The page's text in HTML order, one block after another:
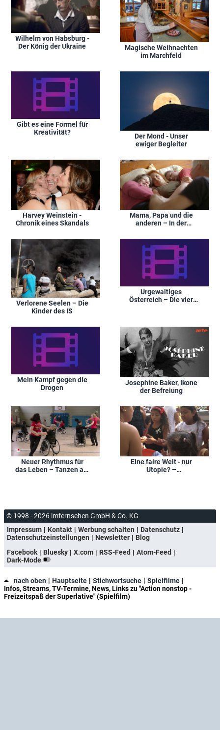
Wilhelm von Habsburg -
Der König der Ukraine
Magische Weihnachten
im Marchfeld
Gibt es eine Formel für
Kreativität?
Der Mond - Unser
ewiger Begleiter
Harvey Weinstein -
Chronik eines Skandals
Mama, Papa und die
anderen – In der
Verlorene Seelen – Die
Kinder des IS
Urgewaltiges
Österreich – Die vier
Mein Kampf gegen die
Drogen
Josephine Baker, Ikone
der Befreiung
Neuer Rhythmus für
das Leben – Tanzen als
Eine faire Welt - nur
Utopie? –
© 1998 - 2026 imfernsehen GmbH & Co. KG
Impressum
Kontakt Werbung schalten
Datenschutz
Datenschutzeinstellungen
Newsletter
Blog
Facebook
Bluesky X.com RSS-Feed
Atom-Feed
Dark-Mode
nach oben Hauptseite Stichwortsuche
Spielfilme
Infos, Streams, TV-Termine, News, Links zu "Action nonstop -
Freizeitspaß der Superlative" (Spielfilm)